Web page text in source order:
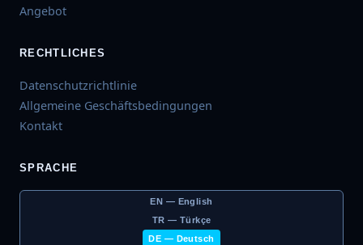
Angebot
RECHTLICHES
Datenschutzrichtlinie
Allgemeine Geschäftsbedingungen
Kontakt
SPRACHE
EN — English
TR — Türkçe
DE — Deutsch